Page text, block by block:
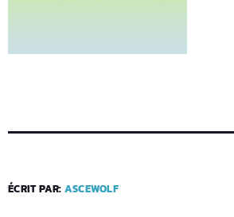
ÉCRIT PAR: ASCEWOLF